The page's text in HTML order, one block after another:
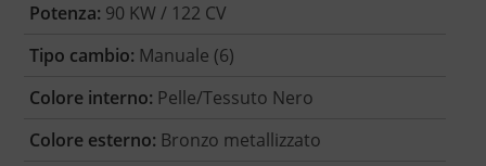
Potenza: 90 KW / 122 CV
Tipo cambio: Manuale (6)
Colore interno: Pelle/Tessuto Nero
Colore esterno: Bronzo metallizzato